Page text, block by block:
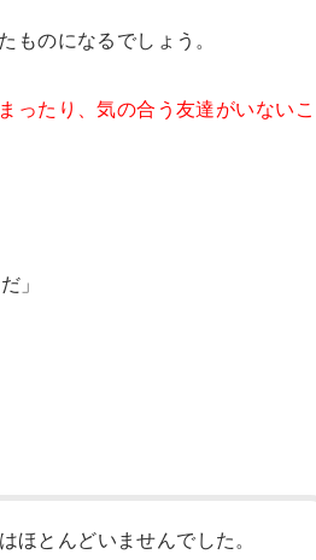
ものになるでしょう。
ったり、気の合う友達がいないこ
」
ほとんどいませんでした。